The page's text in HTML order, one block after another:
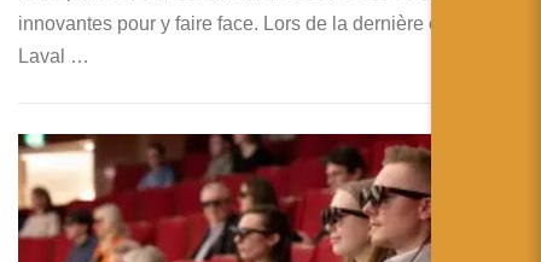
innovantes pour y faire face. Lors de la dernière édition de
Laval …